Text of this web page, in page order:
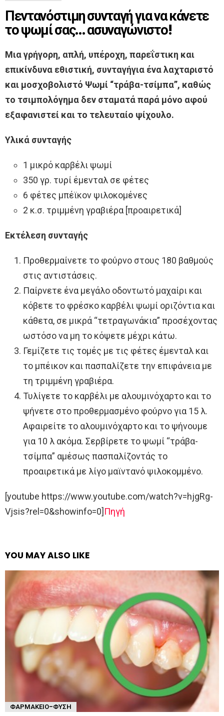
Πεντανόστιμη συνταγή για να κάνετε
το ψωμί σας… ασυναγώνιστο!
Μια γρήγορη, απλή, υπέροχη, παρεΐστικη και
επικίνδυνα εθιστική, συνταγήγια ένα λαχταριστό
και μοσχοβολιστό Ψωμί “τράβα-τσίμπα”, καθώς
το τσιμπολόγημα δεν σταματά παρά μόνο αφού
εξαφανιστεί και το τελευταίο ψίχουλο.
Υλικά συνταγής
1 μικρό καρβέλι ψωμί
350 γρ. τυρί έμενταλ σε φέτες
6 φέτες μπέϊκον ψιλοκομένες
2 κ.σ. τριμμένη γραβιέρα [προαιρετικά]
Εκτέλεση συνταγής
Προθερμαίνετε το φούρνο στους 180 βαθμούς
στις αντιστάσεις.
Παίρνετε ένα μεγάλο οδοντωτό μαχαίρι και
κόβετε το φρέσκο καρβέλι ψωμί οριζόντια και
κάθετα, σε μικρά “τετραγωνάκια” προσέχοντας
ωστόσο να μη το κόψετε μέχρι κάτω.
Γεμίζετε τις τομές με τις φέτες έμενταλ και
το μπέικον και πασπαλίζετε την επιφάνεια με
τη τριμμένη γραβιέρα.
Τυλίγετε το καρβέλι με αλουμινόχαρτο και το
ψήνετε στο προθερμασμένο φούρνο για 15 λ.
Αφαιρείτε το αλουμινόχαρτο και το ψήνουμε
για 10 λ ακόμα. Σερβίρετε το ψωμί “τράβα-
τσίμπα” αμέσως πασπαλίζοντάς το
προαιρετικά με λίγο μαϊντανό ψιλοκομμένο.
[youtube https://www.youtube.com/watch?v=hjgRg-
Vjsis?rel=0&showinfo=0] Πηγή
YOU MAY ALSO LIKE
ΦΑΡΜΑΚΕΊΟ-ΦΎΣΗ